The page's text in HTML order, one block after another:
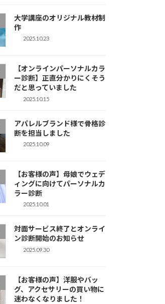
大学講座のオリジナル教材制
作
2025.10.23
【オンラインパーソナルカラ
ー診断】正直分かりにくそう
だと思っていました
2025.10.15
アパレルブランド様で骨格診
断を担当しました
2025.10.09
【お客様の声】母娘でウェデ
ィングに向けてパーソナルカ
ラー診断
2025.10.01
対面サービス終了とオンライ
ン診断開始のお知らせ
2025.09.30
【お客様の声】洋服やバッ
グ、アクセサリーの買い物に
迷わなくなりました！